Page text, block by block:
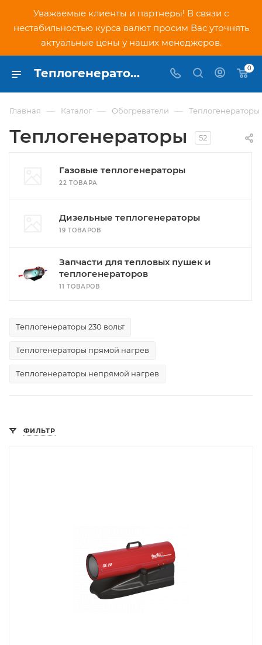
Уважаемые клиенты и партнеры! В связи с
нестабильностью курса валют просим Вас уточнять
актуальные цены у наших менеджеров.
Теплогенераторы купить в Москве по низким ценам в интернет-магазине PNDtech.ru 0
Главная — Каталог — Обогреватели — Теплогенераторы
Теплогенераторы 52
Газовые теплогенераторы
22 ТОВАРА
Дизельные теплогенераторы
19 ТОВАРОВ
Запчасти для тепловых пушек и
теплогенераторов
11 ТОВАРОВ
Теплогенераторы 230 вольт
Теплогенераторы прямой нагрев
Теплогенераторы непрямой нагрев
ФИЛЬТР